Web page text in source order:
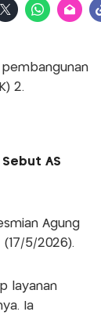
2.
AS
Agung
(17/5/2026).
layanan
Ia